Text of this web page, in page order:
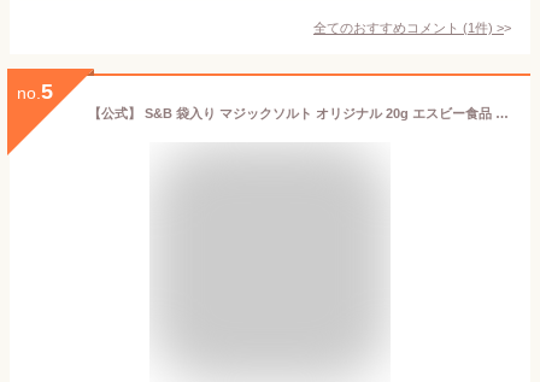
全てのおすすめコメント (1件) >
no. 5
【公式】 S&B 袋入り マジックソルト オリジナル 20g エスビー食品 公式 保存に便利なファスナー付き スパイス ハーブ 調味料 三ツ星シェフ ダニエル・マルタン 監修 サラダ 卵料理 魚や肉 ソテー